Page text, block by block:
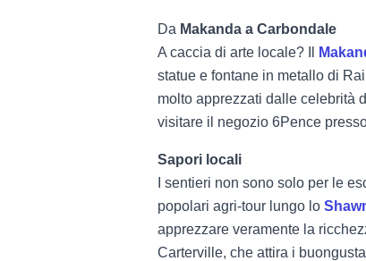
Da Makanda a Carbondale
A caccia di arte locale? Il
statue e fontane in metallo di
molto apprezzati dalle celebrità
visitare il negozio 6Pence
Sapori locali
I sentieri non sono solo per le
popolari agri-tour lungo lo
apprezzare veramente la
Carterville, che attira i